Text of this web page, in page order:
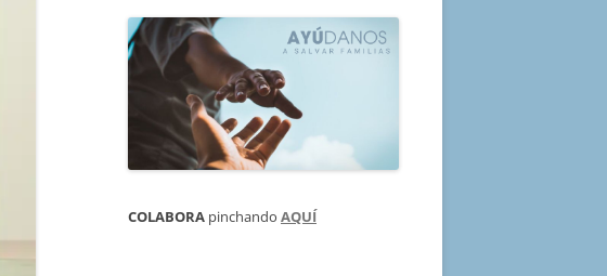
COLABORA pinchando AQUÍ